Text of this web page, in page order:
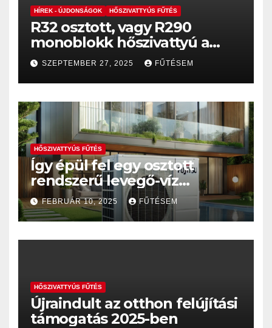
HÍREK - ÚJDONSÁGOK HŐSZIVATTYÚS FŰTÉS
R32 osztott, vagy R290
monoblokk hőszivattyú a
jobb megoldás?
SZEPTEMBER 27, 2025 FŰTÉSEM
HŐSZIVATTYÚS FŰTÉS
Így épül fel egy osztott
rendszerű levegő-víz
hőszivattyús fűtésrendszer
FEBRUÁR 10, 2025 FŰTÉSEM
HŐSZIVATTYÚS FŰTÉS
Újraindult az otthon felújítási
támogatás 2025-ben